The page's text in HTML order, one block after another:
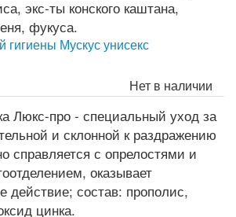
гигиены Мускус унисекс
Нет в наличии